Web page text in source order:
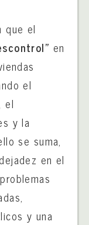
que el
en
el
el
y la
se suma,
en el
y una